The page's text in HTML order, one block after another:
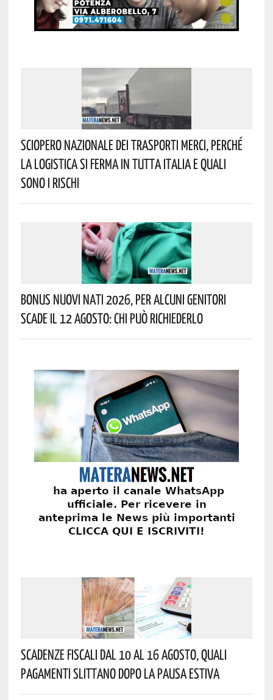
Sciopero Nazionale Dei Trasporti Merci, Perché
La Logistica Si Ferma In Tutta Italia E Quali
Sono I Rischi
Bonus Nuovi Nati 2026, Per Alcuni Genitori
Scade Il 12 Agosto: Chi Può Richiederlo
Scadenze Fiscali Dal 10 Al 16 Agosto, Quali
Pagamenti Slittano Dopo La Pausa Estiva